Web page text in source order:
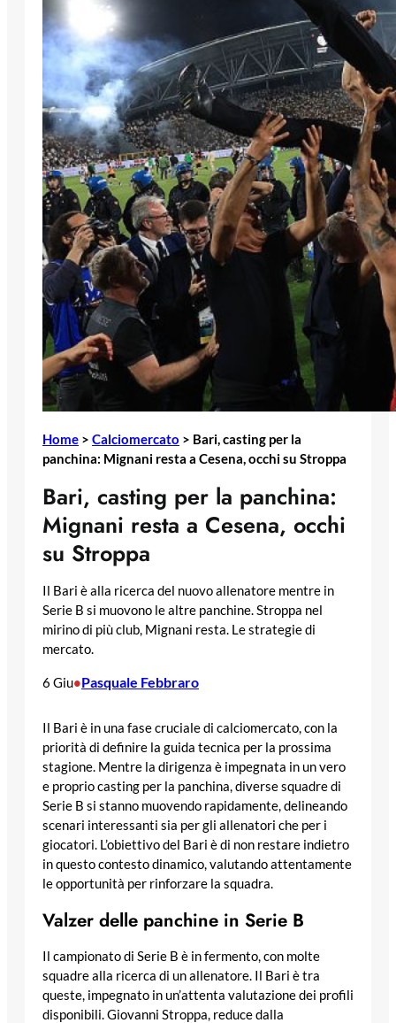
Home > Calciomercato > Bari, casting per la
panchina: Mignani resta a Cesena, occhi su Stroppa
Bari, casting per la panchina:
Mignani resta a Cesena, occhi
su Stroppa
Il Bari è alla ricerca del nuovo allenatore mentre in
Serie B si muovono le altre panchine. Stroppa nel
mirino di più club, Mignani resta. Le strategie di
mercato.
6 Giu•Pasquale Febbraro
Il Bari è in una fase cruciale di calciomercato, con la
priorità di definire la guida tecnica per la prossima
stagione. Mentre la dirigenza è impegnata in un vero
e proprio casting per la panchina, diverse squadre di
Serie B si stanno muovendo rapidamente, delineando
scenari interessanti sia per gli allenatori che per i
giocatori. L’obiettivo del Bari è di non restare indietro
in questo contesto dinamico, valutando attentamente
le opportunità per rinforzare la squadra.
Valzer delle panchine in Serie B
Il campionato di Serie B è in fermento, con molte
squadre alla ricerca di un allenatore. Il Bari è tra
queste, impegnato in un’attenta valutazione dei profili
disponibili. Giovanni Stroppa, reduce dalla